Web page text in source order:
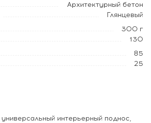
Архитектурный бетон
Глянцевый
300 г
130
85
25
интерьерный поднос,